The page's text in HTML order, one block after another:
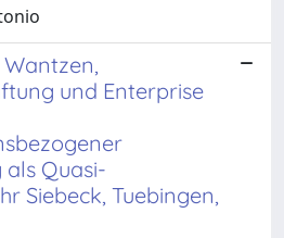
und Enterprise
Quasi-
Siebeck, Tuebingen,